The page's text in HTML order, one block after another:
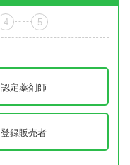
4 5
認定薬剤師
登録販売者